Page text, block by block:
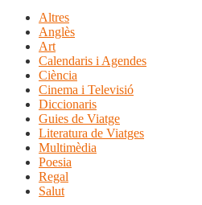
Altres
Anglès
Art
Calendaris i Agendes
Ciència
Cinema i Televisió
Diccionaris
Guies de Viatge
Literatura de Viatges
Multimèdia
Poesia
Regal
Salut